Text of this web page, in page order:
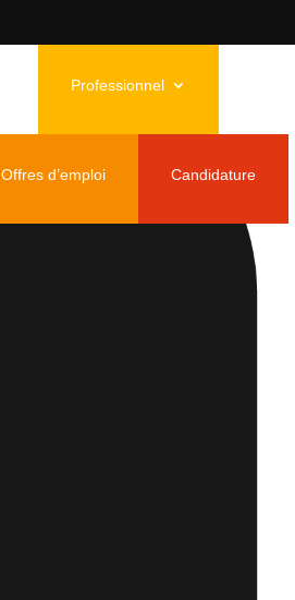
Professionnel
Offres d’emploi Candidature